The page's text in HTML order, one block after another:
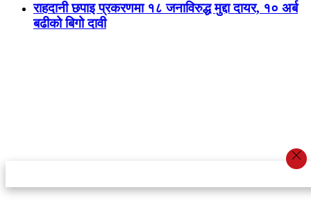
राहदानी छपाइ प्रकरणमा १८ जनाविरुद्ध मुद्दा दायर, १० अर्ब
बढीको बिगो दावी